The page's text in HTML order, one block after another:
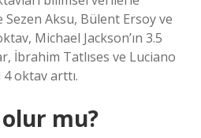
Sezen Aksu, Bülent Ersoy ve
Michael Jackson’ın 3.5
İbrahim Tatlıses ve Luciano
oktav arttı.
mu?